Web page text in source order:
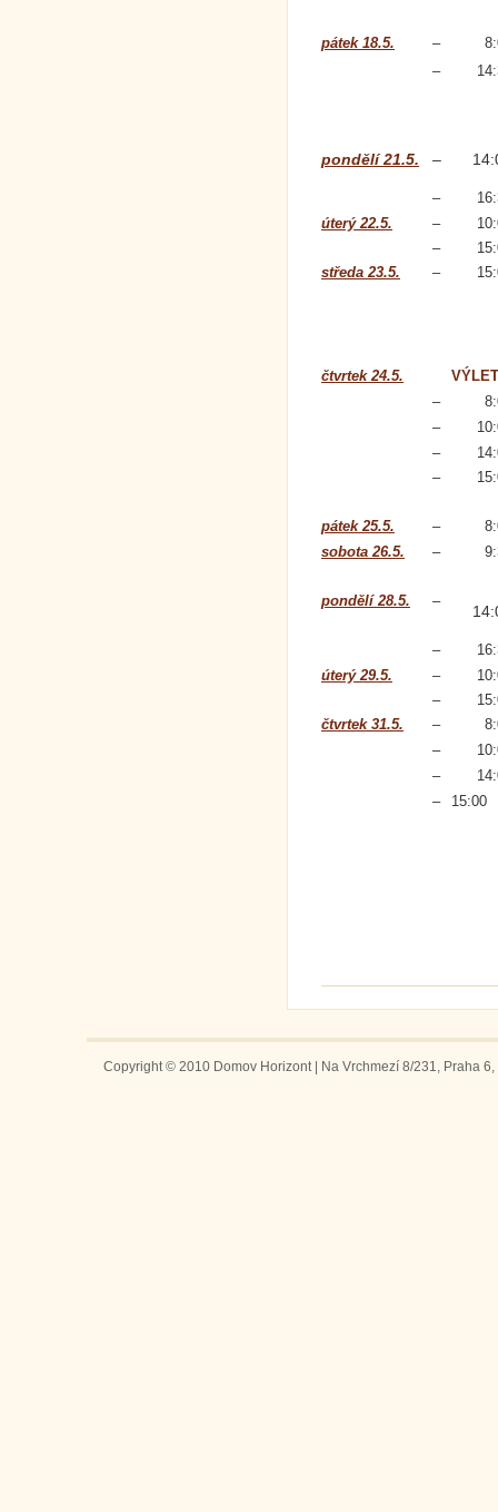
pátek 18.5. –
–
pondělí 21.5. –
–
úterý 22.5.
–
–
středa 23.5.
–
čtvrtek 24.5.
VÝLET
–
–
–
–
pátek 25.5. –
sobota 26.5.
–
pondělí 28.5. –
–
úterý 29.5.
–
–
čtvrtek 31.5.
–
–
–
–
15:00
Copyright © 2010 Domov Horizont | Na Vrchmezí 8/231, Praha